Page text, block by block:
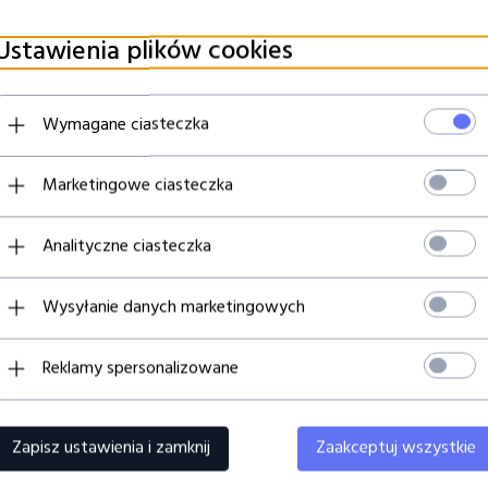
Pedal Patcher 15 cm
PLN
Evidence Audio SIS Jack Prosty
KUPILI TEN PRODUKT
plików cookies
Wymagane ciasteczka
Marketingowe ciasteczka
Analityczne ciasteczka
Wysyłanie danych marketingowych
Reklamy spersonalizowane
Zapisz ustawienia i zamknij Zaakceptuj wszystkie